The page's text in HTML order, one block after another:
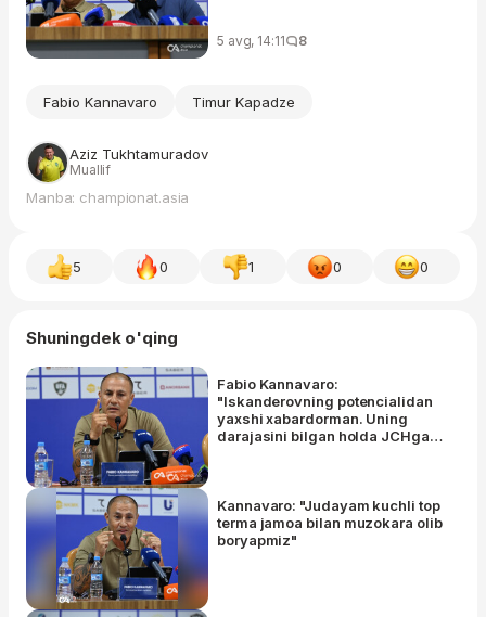
5 avg, 14:11 8
Fabio Kannavaro Timur Kapadze
Aziz Tukhtamuradov
Muallif
Manba: championat.asia
5 0 1 0 0
Shuningdek o'qing
Fabio Kannavaro:
"Iskanderovning potencialidan
yaxshi xabardorman. Uning
darajasini bilgan holda JCHga
Kannavaro: "Judayam kuchli top
terma jamoa bilan muzokara olib
boryapmiz"